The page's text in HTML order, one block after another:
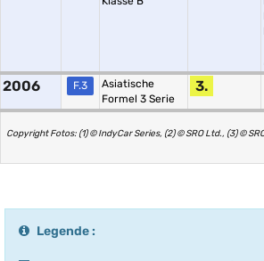
2006 F.3
Asiatische
Formel 3 Serie
3.
Copyright Fotos: (1) © IndyCar Series, (2) © SRO Ltd., (3) ©
Legende :